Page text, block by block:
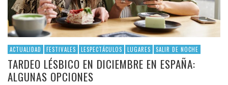
ACTUALIDAD FESTIVALES LESPECTÁCULOS LUGARES SALIR DE NOCHE
TARDEO LÉSBICO EN DICIEMBRE EN ESPAÑA:
ALGUNAS OPCIONES